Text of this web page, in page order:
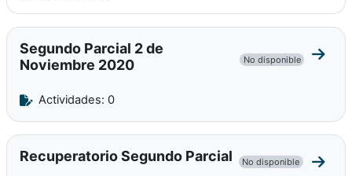
Segundo Parcial 2 de
Noviembre 2020
No disponible Ir a
Actividades: 0
Recuperatorio Segundo Parcial No disponible Ir a